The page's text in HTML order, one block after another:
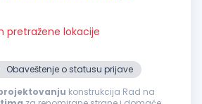
pretražene lokacije
Obaveštenje o statusu prijave
konstrukcija Rad na